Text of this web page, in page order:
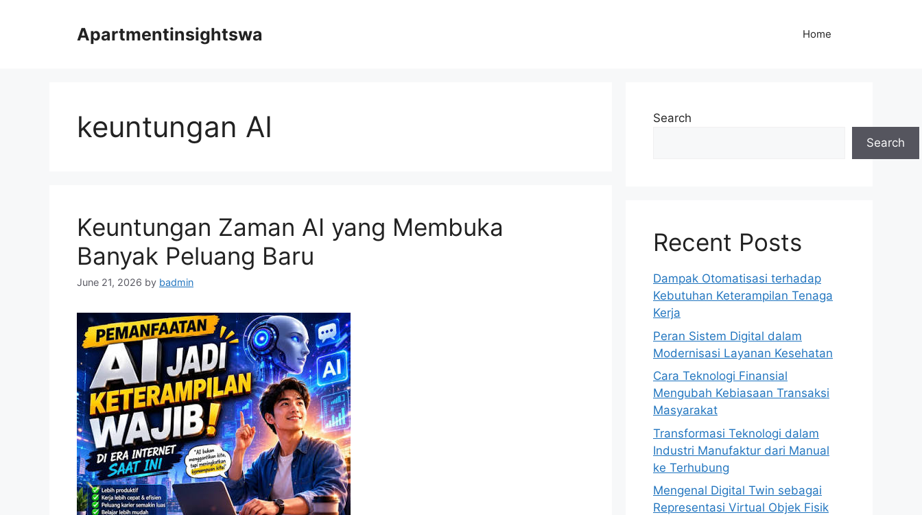
Apartmentinsightswa Home
keuntungan AI
Keuntungan Zaman AI yang Membuka
Banyak Peluang Baru
June 21, 2026 by badmin
Search
Search
Recent Posts
Dampak Otomatisasi terhadap
Kebutuhan Keterampilan Tenaga
Kerja
Peran Sistem Digital dalam
Modernisasi Layanan Kesehatan
Cara Teknologi Finansial
Mengubah Kebiasaan Transaksi
Masyarakat
Transformasi Teknologi dalam
Industri Manufaktur dari Manual
ke Terhubung
Mengenal Digital Twin sebagai
Representasi Virtual Objek Fisik